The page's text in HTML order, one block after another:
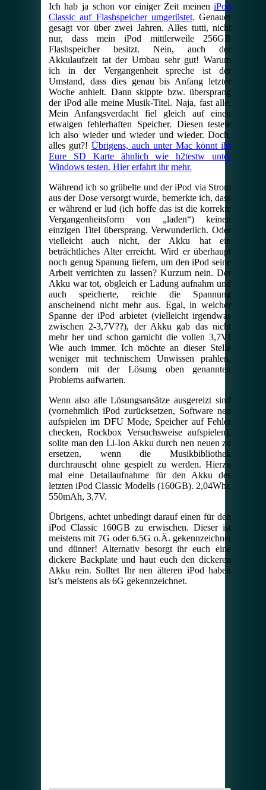
Ich hab ja schon vor einiger Zeit meineniPod
Classic auf Flashspeicher umgerüstet. Genauer
gesagt vor über zwei Jahren. Alles tutti, nicht
nur, dass mein iPod mittlerweile 256GB
Flashspeicher besitzt. Nein, auch der
Akkulaufzeit tat der Umbau sehr gut! Warum
ich in der Vergangenheit spreche ist der
Umstand, dass dies genau bis Anfang letzter
Woche anhielt. Dann skippte bzw. übersprang
der iPod alle meine Musik-Titel. Naja, fast alle.
Mein Anfangsverdacht fiel gleich auf einen
etwaigen fehlerhaften Speicher. Diesen testete
ich also wieder und wieder und wieder. Doch,
alles gut?! Übrigens, auch unter Mac könnt ihr
Eure SD Karte ähnlich wie h2testw unter
Windows testen. Hier erfahrt ihr mehr.
Während ich so grübelte und der iPod via Strom
aus der Dose versorgt wurde, bemerkte ich, dass
er während er lud (ich hoffe das ist die korrekte
Vergangenheitsform von „laden“) keinen
einzigen Titel übersprang. Verwunderlich. Oder
vielleicht auch nicht, der Akku hat ein
beträchtliches Alter erreicht. Wird er überhaupt
noch genug Spanung liefern, um den iPod seine
Arbeit verrichten zu lassen? Kurzum nein. Der
Akku war tot, obgleich er Ladung aufnahm und
auch speicherte, reichte die Spannung
anscheinend nicht mehr aus. Egal, in welcher
Spanne der iPod arbietet (vielleicht irgendwas
zwischen 2-3,7V??), der Akku gab das nicht
mehr her und schon garnicht die vollen 3,7V!
Wie auch immer. Ich möchte an dieser Stelle
weniger mit technischem Unwissen prahlen,
sondern mit der Lösung oben genannten
Problems aufwarten.
Wenn also alle Lösungsansätze ausgereizt sind
(vornehmlich iPod zurücksetzen, Software neu
aufspielen im DFU Mode, Speicher auf Fehler
checken, Rockbox Versuchsweise aufspielen),
sollte man den Li-Ion Akku durch nen neuen zu
ersetzen, wenn die Musikbibliothek
durchrauscht ohne gespielt zu werden. Hierzu
mal eine Detailaufnahme für den Akku des
letzten iPod Classic Modells (160GB). 2,04Whr,
550mAh, 3,7V.
Übrigens, achtet unbedingt darauf einen für den
iPod Classic 160GB zu erwischen. Dieser ist
meistens mit 7G oder 6.5G o.Ä. gekennzeichnet
und dünner! Alternativ besorgt ihr euch eine
dickere Backplate und haut euch den dickeren
Akku rein. Solltet Ihr nen älteren iPod haben
ist’s meistens als 6G gekennzeichnet.